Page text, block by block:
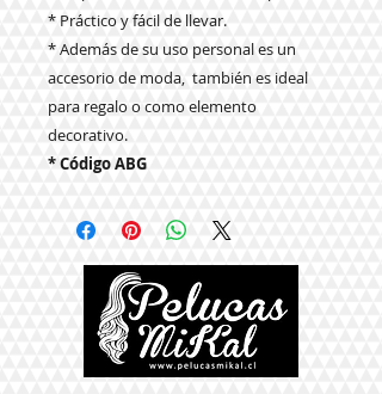
* Práctico y fácil de llevar.
* Además de su uso personal es un
accesorio de moda, también es ideal
para regalo o como elemento
decorativo.
* Código ABG